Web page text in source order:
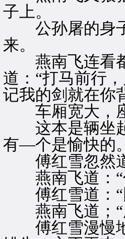
子上。
公孙屠的身子
来。
燕南飞连看都
道：“打马前行
记我的剑就在你
车厢宽大，座
这本是辆坐起
有—个是愉快的。
傅红雪忽然道
燕南飞道：“
傅红雪道：“
燕南飞道；“
傅红雪漫慢地